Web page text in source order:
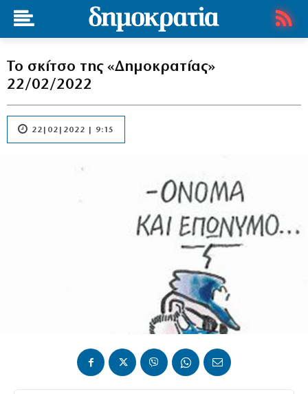
Το σκίτσο της «Δημοκρατίας»
22/02/2022
22|02|2022 | 9:15